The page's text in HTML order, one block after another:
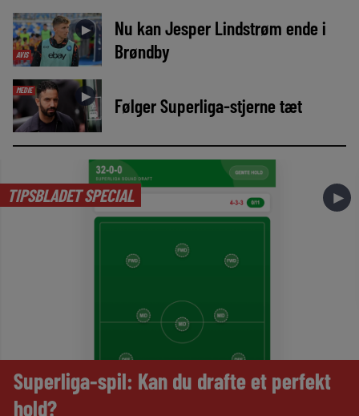
AVIS
►
Nu kan Jesper Lindstrøm ende i
Brøndby
MEDIE ► Følger Superliga-stjerne tæt
TIPSBLADET SPECIAL ►
Superliga-spil: Kan du drafte et perfekt
hold?